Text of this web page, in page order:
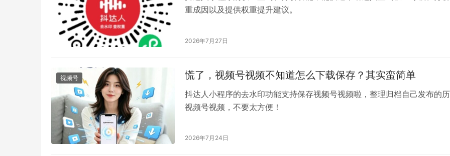
重成因以及提供权重提升建议。
2026年7月27日
视频号 慌了，视频号视频不知道怎么下载保存？其实蛮简单
抖达人小程序的去水印功能支持保存视频号视频啦，整理归档自己发布的
视频号视频，不要太方便！
2026年7月24日